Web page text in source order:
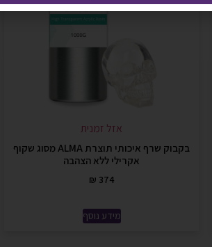
אזל זמנית
בקבוק שרף איכותי תוצרת ALMA מסוג שקוף
אקרילי ללא הצהבה
₪ 374
מידע נוסף